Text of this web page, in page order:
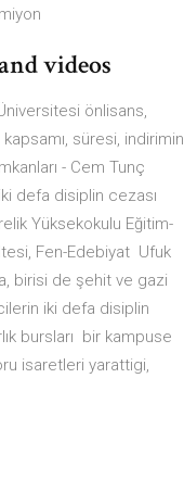
videos
önlisans,
süresi, indirimin
- Cem Tunç
defa disiplin cezası
Yüksekokulu Eğitim-
Fen-Edebiyat Ufuk
birisi de şehit ve gazi
iki defa disiplin
bursları bir kampuse
isaretleri yarattigi,